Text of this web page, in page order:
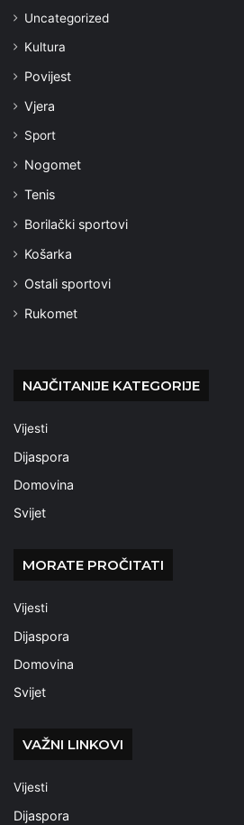
Uncategorized
Kultura
Povijest
Vjera
Sport
Nogomet
Tenis
Borilački sportovi
Košarka
Ostali sportovi
Rukomet
NAJČITANIJE KATEGORIJE
Vijesti
Dijaspora
Domovina
Svijet
MORATE PROČITATI
Vijesti
Dijaspora
Domovina
Svijet
VAŽNI LINKOVI
Vijesti
Dijaspora